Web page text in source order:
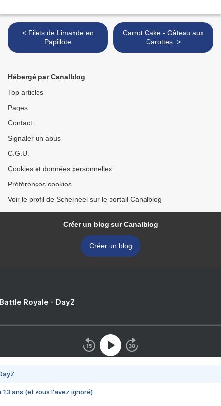
< Filets de Limande en
Papillote
Carrot Cake - Gâteau aux
Carottes. >
Hébergé par Canalblog
Top articles
Pages
Contact
Signaler un abus
C.G.U.
Cookies et données personnelles
Préférences cookies
Voir le profil de Scherneel sur le portail Canalblog
Créer un blog sur Canalblog
Créer un blog
Royale - DayZ
13 ans (et vous l'avez ignoré)